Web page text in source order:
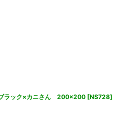
ラック×カニさん 200×200 [NS728]